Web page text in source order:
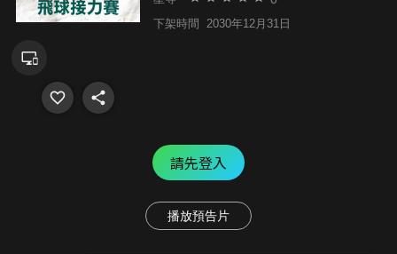
下架時間 2030年12月31日
請先登入
播放預告片